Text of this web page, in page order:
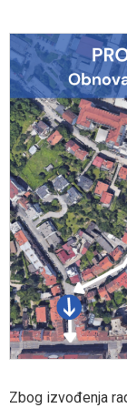
Zbog izvođenja